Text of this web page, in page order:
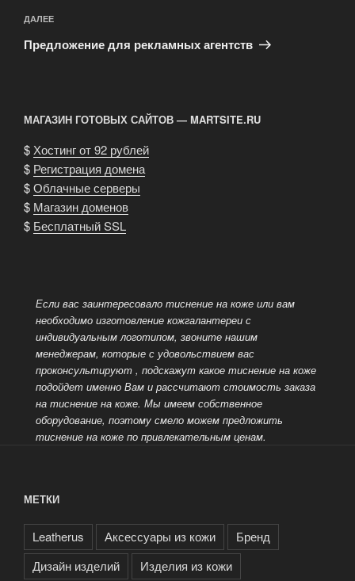
Следующая
запись
ДАЛЕЕ
Предложение для рекламных агентств
МАГАЗИН ГОТОВЫХ САЙТОВ — MARTSITE.RU
$Хостинг от 92 рублей
$ Регистрация домена
$Облачные серверы
$ Магазин доменов
$ Бесплатный SSL
Если вас заинтересовало тиснение на коже или вам
необходимо изготовление кожгалантереи с
индивидуальным логотипом, звоните нашим
менеджерам, которые с удовольствием вас
проконсультируют , подскажут какое тиснение на коже
подойдет именно Вам и рассчитают стоимость заказа
на тиснение на коже. Мы имеем собственное
оборудование, поэтому смело можем предложить
тиснение на коже по привлекательным ценам.
МЕТКИ
Leatherus Аксессуары из кожи
Бренд
Дизайн изделий
Изделия из кожи